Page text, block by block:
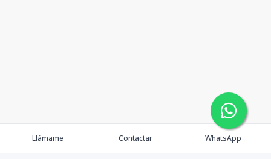
Llámame Contactar WhatsApp